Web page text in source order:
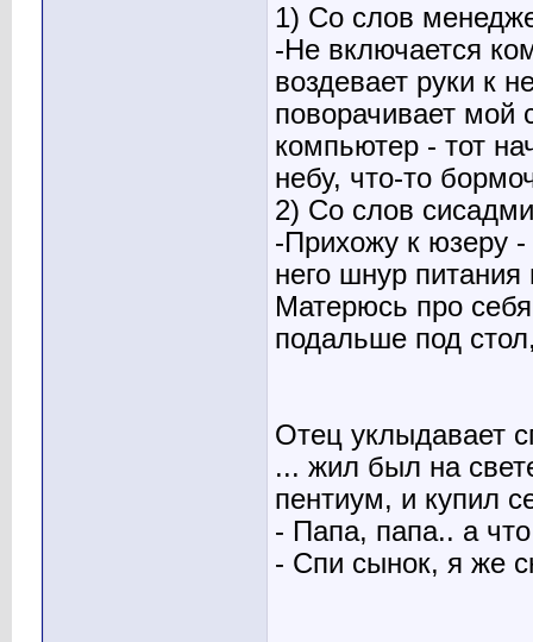
1) Со слов
-Hе включается
воздевает руки к
поворачивает мой
компьютер - тот
небу, что-то
2) Со слов
-Прихожу к юзеру -
него шнур
Матерюсь про
подальше под
Отец уклыдавает
... жил был на
пентиум, и купил
- Папа, папа.. а
- Спи сынок, я же